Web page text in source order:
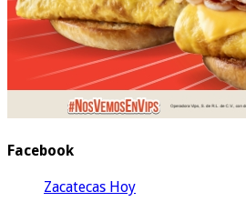
Facebook
Zacatecas Hoy